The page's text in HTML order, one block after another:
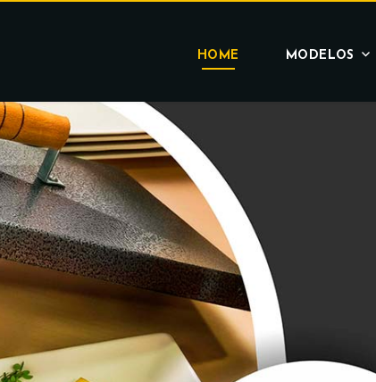
HOME MODELOS